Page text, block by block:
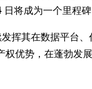
日将成为一个里程
挥其在数据平台、
权优势，在蓬勃发